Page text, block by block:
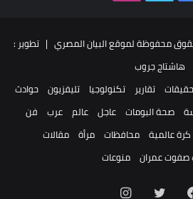
2026، جميع الحقوق محفوظة لموقع البيان المصري | تطوير :
هاشتاج جروب
تقارير تكنولوجيا تليفزيون حوادث
صحة البومات عاجل عالم عرب فن
كرة عالمية محافظات مرأة مقالات
صفوت عمران منوعات
فيسبوك تويتر